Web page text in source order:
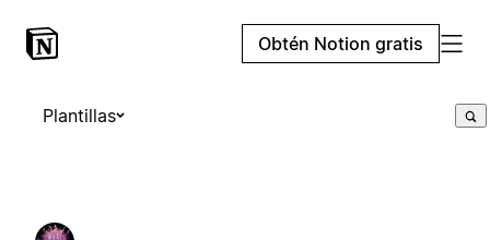
Obtén Notion gratis
Plantillas